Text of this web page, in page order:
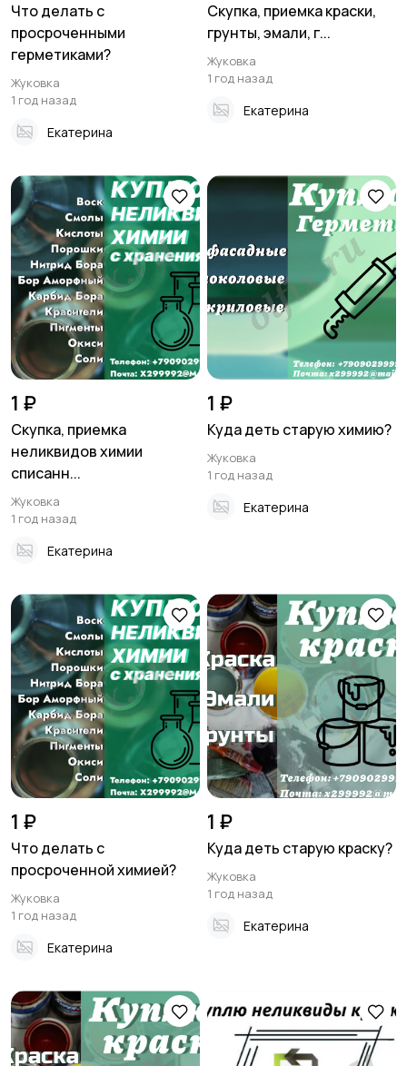
Детские товары
Что делать с
просроченными
герметиками?
Жуковка
1 год назад
Екатерина
Скупка, приемка краски,
грунты, эмали, г...
Жуковка
1 год назад
Екатерина
1 ₽
Скупка, приемка
неликвидов химии
списанн...
Жуковка
1 год назад
Екатерина
1 ₽
Куда деть старую химию?
Жуковка
1 год назад
Екатерина
1 ₽
Что делать с
просроченной химией?
Жуковка
1 год назад
Екатерина
1 ₽
Куда деть старую краску?
Жуковка
1 год назад
Екатерина